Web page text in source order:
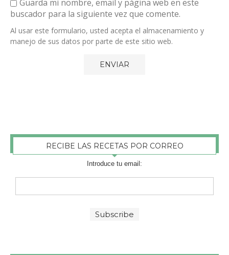
Guarda mi nombre, email y página web en este
buscador para la siguiente vez que comente.
Al usar este formulario, usted acepta el almacenamiento y
manejo de sus datos por parte de este sitio web.
RECIBE LAS RECETAS POR CORREO
Introduce tu email: